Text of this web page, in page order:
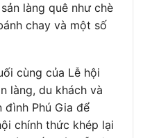
làng quê như chè
chay và một số
cùng của Lễ hội
làng, du khách và
Phú Gia để
chính thức khép lại